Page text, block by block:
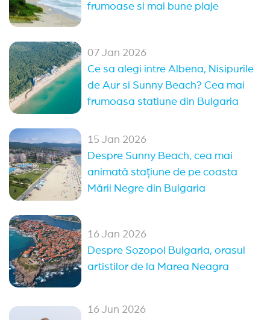
All Inclusive Bulgaria
Alte statiuni in Bulgaria
Sozopol Duni Pomorie Obzor
Elenite Arkutino Balchik Kranevo
Sveti Vlas (13)
Pomorie (4) Sunny Day (2) Arkutino (2)
frumoase si mai bune plaje
07 Jan 2026
Ce sa alegi intre Albena, Nisipurile
de Aur si Sunny Beach? Cea mai
frumoasa statiune din Bulgaria
15 Jan 2026
Despre Sunny Beach, cea mai
animată stațiune de pe coasta
Mării Negre din Bulgaria
16 Jan 2026
Despre Sozopol Bulgaria, orasul
artistilor de la Marea Neagra
16 Jun 2026